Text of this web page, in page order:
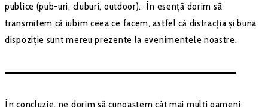
publice (pub-uri, cluburi, outdoor). În esență dorim să
transmitem că iubim ceea ce facem, astfel că distracția și buna
dispoziție sunt mereu prezente la evenimentele noastre.
–––––––––––––––––––––––––––––––––––––––––––
În concluzie, ne dorim să cunoaștem cât mai mulți oameni